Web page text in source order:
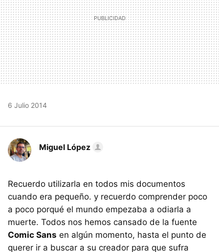
6 Julio 2014
Miguel López
Recuerdo utilizarla en todos mis documentos
cuando era pequeño. y recuerdo comprender poco
a poco porqué el mundo empezaba a odiarla a
muerte. Todos nos hemos cansado de la fuente
Comic Sans en algún momento, hasta el punto de
querer ir a buscar a su creador para que sufra